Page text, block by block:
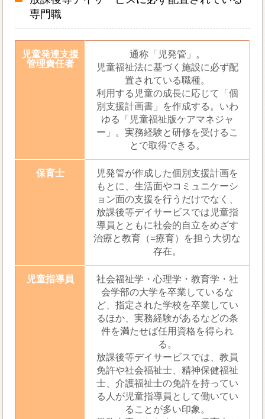
専門職
児童発達支援
管理責任者
通称「児発管」。
児童福祉法に基づく施設に必ず配
置されている職種。
利用する児童の成長に応じて「個
別支援計画書」を作成する。いわ
ゆる「児童福祉版ケアマネジャ
ー」。実務経験と研修を受けるこ
とで取得できる。
保育士
児発管が作成した個別支援計画を
もとに、生活面やコミュニケーシ
ョン面の支援を行うだけでなく、
放課後等デイサービスでは児童指
導員とともに社会的自立をめざす
治療と教育（=療育）を担う大切な
存在。
児童指導員
社会福祉学・心理学・教育学・社
会学部の大学を卒業しているな
ど、指定された学校を卒業してい
るほか、実務経験があるなどの条
件を満たせば任用資格を得られ
る。
放課後等デイサービスでは、教員
免許や社会福祉士、精神保健福祉
士、介護福祉士の免許を持ってい
る人が児童指導員として働いてい
ることが多い印象。